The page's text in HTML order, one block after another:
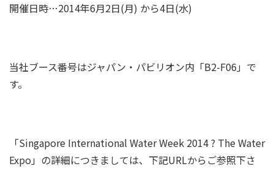
開催日時…2014年6月2日(月) から4日(水)
当社ブース番号はジャパン・パビリオン内「B2-F06」で
す。
「Singapore International Water Week 2014 ? The Water
Expo」の詳細につきましては、下記URLからご参照下さ